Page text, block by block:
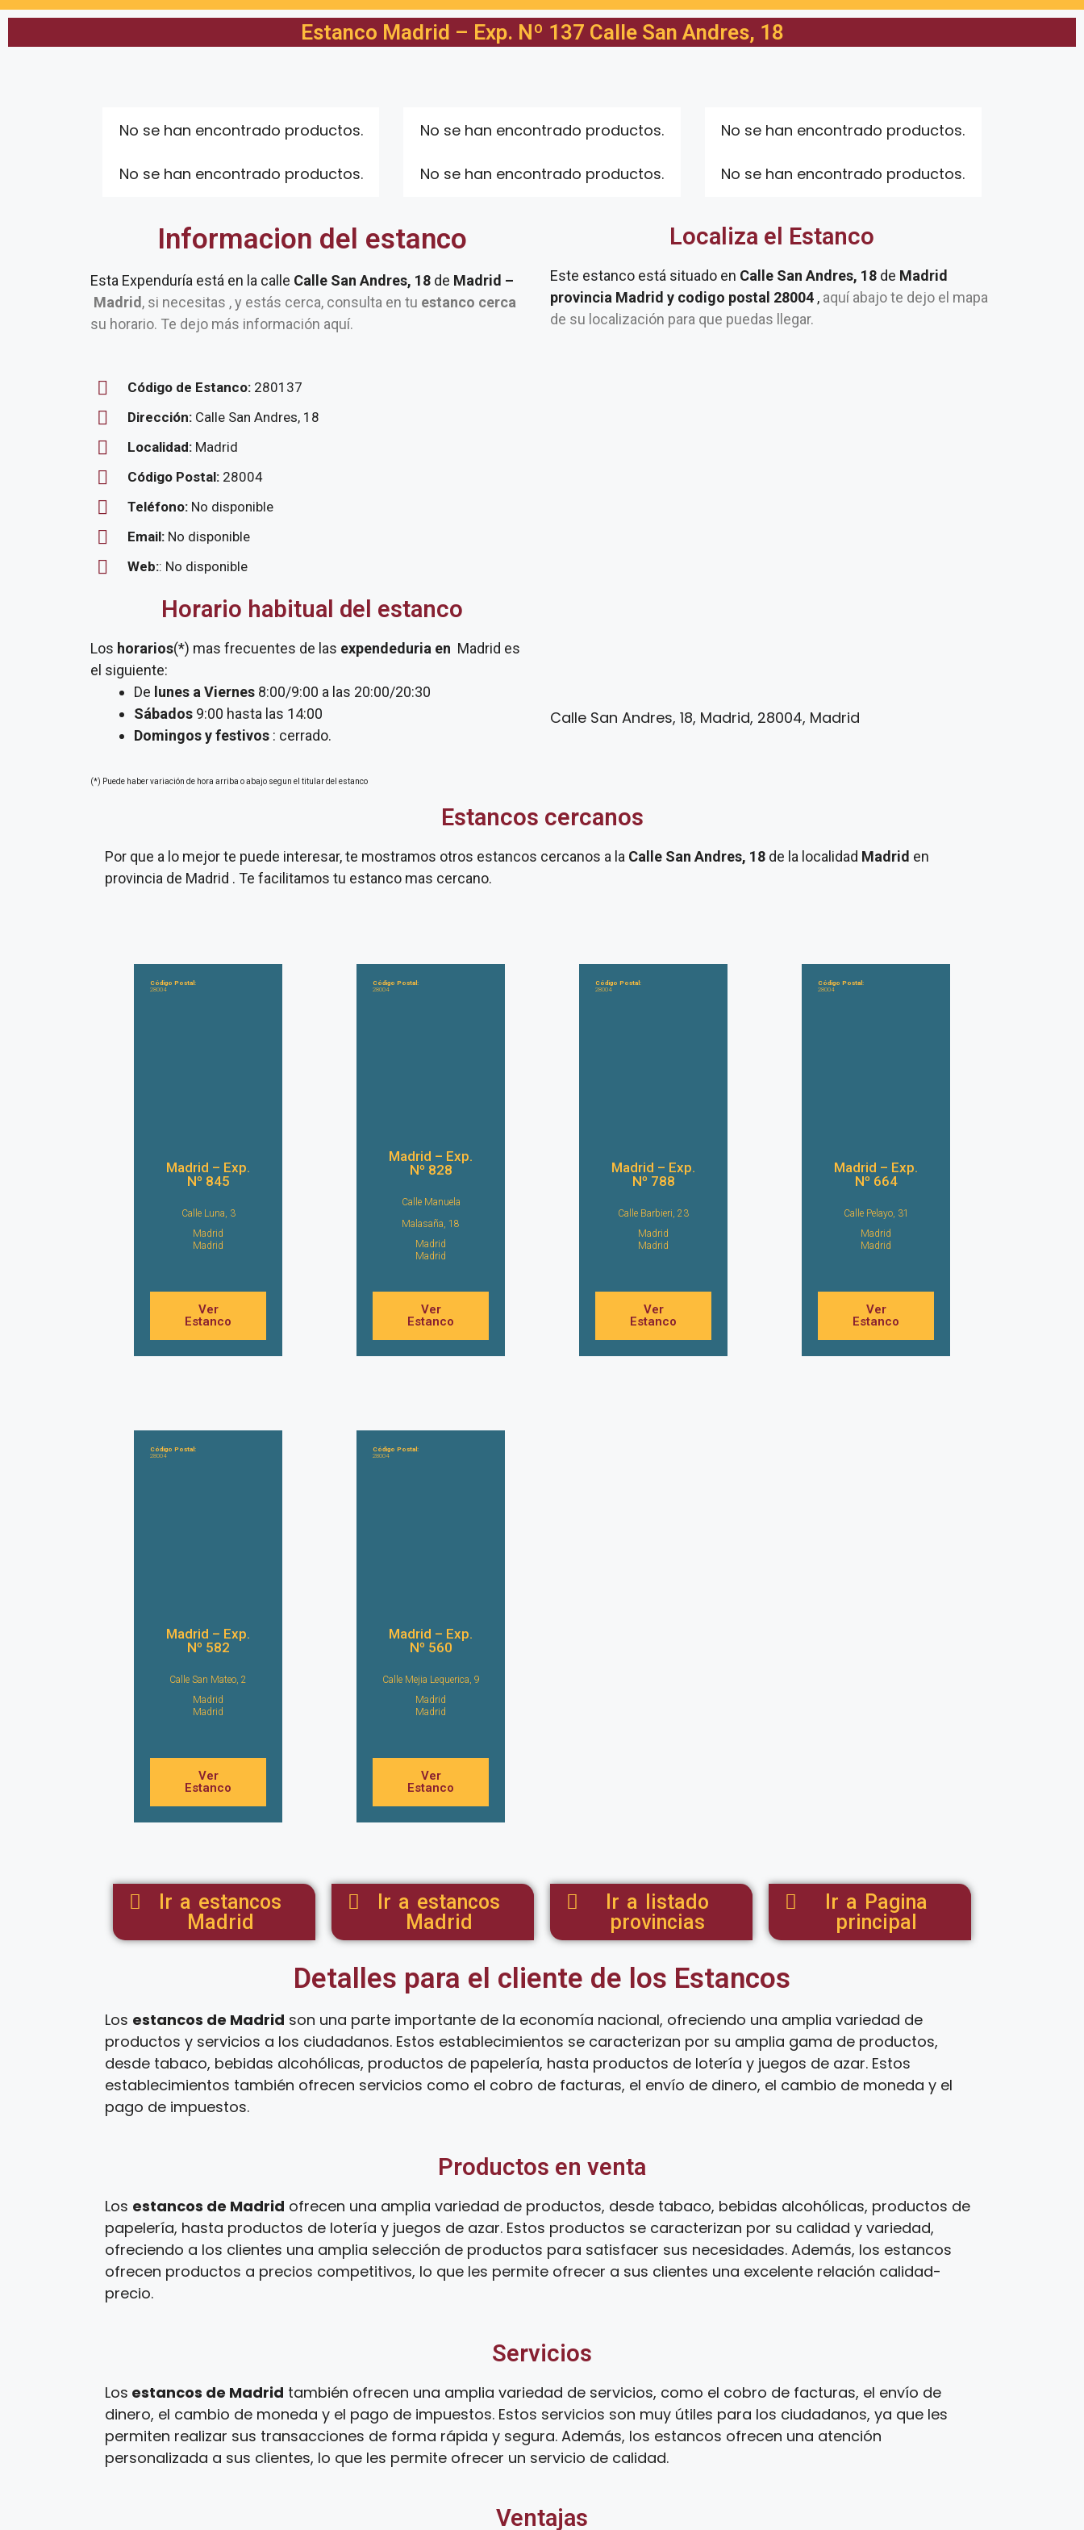
Estanco Madrid – Exp. Nº 137 Calle San Andres, 18
No se han encontrado productos.
No se han encontrado productos.
No se han encontrado productos.
No se han encontrado productos.
No se han encontrado productos.
No se han encontrado productos.
Informacion del estanco
Esta Expenduría está en la calle Calle San Andres, 18 de Madrid –
Madrid , si necesitas , y estás cerca, consulta en tu estanco cerca
su horario. Te dejo más información aquí.
Código de Estanco: 280137
Dirección: Calle San Andres, 18
Localidad: Madrid
Código Postal: 28004
Teléfono: No disponible
Email: No disponible
Web:: No disponible
Horario habitual del estanco
Los horarios(*) mas frecuentes de las expendeduria en Madrid es
el siguiente:
De lunes a Viernes 8:00/9:00 a las 20:00/20:30
Sábados 9:00 hasta las 14:00
Domingos y festivos : cerrado.
(*) Puede haber variación de hora arriba o abajo segun el titular del estanco
Localiza el Estanco
Este estanco está situado en Calle San Andres, 18 de Madrid
provincia Madrid y codigo postal 28004 , aquí abajo te dejo el mapa
de su localización para que puedas llegar.
Calle San Andres, 18, Madrid, 28004, Madrid
Estancos cercanos
Por que a lo mejor te puede interesar, te mostramos otros estancos cercanos a la Calle San Andres, 18 de la localidad Madrid en
provincia de Madrid . Te facilitamos tu estanco mas cercano.
Código Postal:
28004
Madrid – Exp.
Nº 845
Calle Luna, 3
Madrid
Madrid
Ver
Estanco
Código Postal:
28004
Madrid – Exp.
Nº 828
Calle Manuela
Malasaña, 18
Madrid
Madrid
Ver
Estanco
Código Postal:
28004
Madrid – Exp.
Nº 788
Calle Barbieri, 23
Madrid
Madrid
Ver
Estanco
Código Postal:
28004
Madrid – Exp.
Nº 664
Calle Pelayo, 31
Madrid
Madrid
Ver
Estanco
Código Postal:
28004
Madrid – Exp.
Nº 582
Calle San Mateo, 2
Madrid
Madrid
Ver
Estanco
Código Postal:
28004
Madrid – Exp.
Nº 560
Calle Mejia Lequerica, 9
Madrid
Madrid
Ver
Estanco
Ir a estancos
Madrid
Ir a estancos
Madrid
Ir a listado
provincias
Ir a Pagina
principal
Detalles para el cliente de los Estancos
Los estancos de Madrid son una parte importante de la economía nacional, ofreciendo una amplia variedad de
productos y servicios a los ciudadanos. Estos establecimientos se caracterizan por su amplia gama de productos,
desde tabaco, bebidas alcohólicas, productos de papelería, hasta productos de lotería y juegos de azar. Estos
establecimientos también ofrecen servicios como el cobro de facturas, el envío de dinero, el cambio de moneda y el
pago de impuestos.
Productos en venta
Los estancos de Madrid ofrecen una amplia variedad de productos, desde tabaco, bebidas alcohólicas, productos de
papelería, hasta productos de lotería y juegos de azar. Estos productos se caracterizan por su calidad y variedad,
ofreciendo a los clientes una amplia selección de productos para satisfacer sus necesidades. Además, los estancos
ofrecen productos a precios competitivos, lo que les permite ofrecer a sus clientes una excelente relación calidad-
precio.
Servicios
Los estancos de Madrid también ofrecen una amplia variedad de servicios, como el cobro de facturas, el envío de
dinero, el cambio de moneda y el pago de impuestos. Estos servicios son muy útiles para los ciudadanos, ya que les
permiten realizar sus transacciones de forma rápida y segura. Además, los estancos ofrecen una atención
personalizada a sus clientes, lo que les permite ofrecer un servicio de calidad.
Ventajas